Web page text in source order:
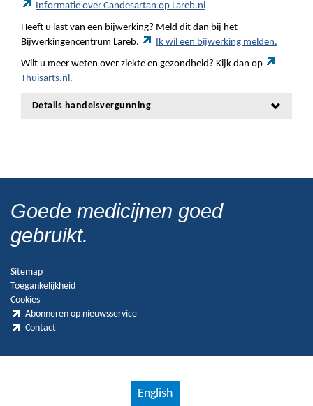
Informatie over Candesartan op Lareb.nl
Heeft u last van een bijwerking? Meld dit dan bij het
Bijwerkingencentrum Lareb.
Ik wil een bijwerking melden.
Wilt u meer weten over ziekte en gezondheid? Kijk dan op
Thuisarts.nl.
Details handelsvergunning
Goede medicijnen goed
gebruikt.
Sitemap
Toegankelijkheid
Cookies
Abonneren op nieuwsservice
Contact
English